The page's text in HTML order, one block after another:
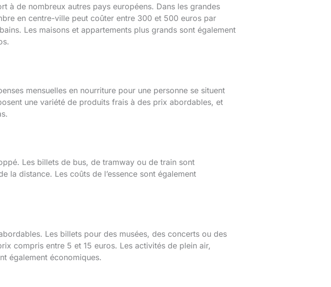
à de nombreux autres pays européens. Dans les grandes
en centre-ville peut coûter entre 300 et 500 euros par
Les maisons et appartements plus grands sont également
mensuelles en nourriture pour une personne se situent
une variété de produits frais à des prix abordables, et
Les billets de bus, de tramway ou de train sont
la distance. Les coûts de l’essence sont également
Les billets pour des musées, des concerts ou des
compris entre 5 et 15 euros. Les activités de plein air,
également économiques.